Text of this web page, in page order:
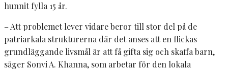
hunnit fylla 15 år.
– Att problemet lever vidare beror till stor del på de
patriarkala strukturerna där det anses att en flickas
grundläggande livsmål är att få gifta sig och skaffa barn,
säger Sonvi A. Khanna, som arbetar för den lokala